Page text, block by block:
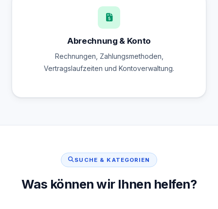
Abrechnung & Konto
Rechnungen, Zahlungsmethoden,
Vertragslaufzeiten und Kontoverwaltung.
SUCHE & KATEGORIEN
Was können wir Ihnen helfen?